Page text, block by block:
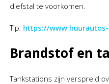
diefstal te voorkomen.
Tip: https://
Brandstof en
Tankstations zijn verspreid